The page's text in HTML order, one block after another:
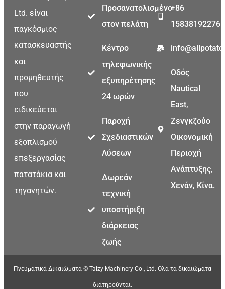
Ltd. είναι
παγκόσμιος
κατασκευαστής
και
προμηθευτής
που
ειδικεύεται
στην παραγωγή
εξοπλισμού
επεξεργασίας
πατατάκια και
τηγανητών.
Προσανατολισμένο
στον πελάτη
Κέντρο
τηλεφωνικής
εξυπηρέτησης
24 ωρών
Παροχή
Σχεδιαστικών
Λύσεων
Δωρεάν
τεχνική
υποστήριξη
διάρκειας
ζωής
+86
15838192276
Οδός
Nautical
East,
Ζενγκζούο
Οικονομική
Περιοχή
Ανάπτυξης,
Χενάν, Κίνα.
Πνευματικά Δικαιώματα © Taizy Machinery Co., Ltd. Όλα τα δικαιώματα
διατηρούνται.